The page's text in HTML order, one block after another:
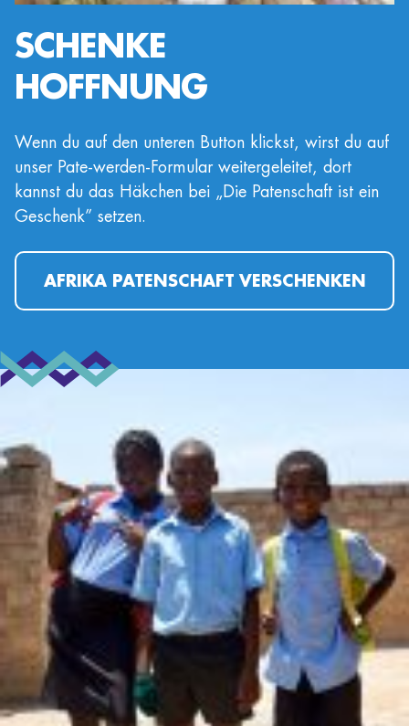
SCHENKE
HOFFNUNG
Wenn du auf den unteren Button klickst, wirst du auf
unser Pate-werden-Formular weitergeleitet, dort
kannst du das Häkchen bei „Die Patenschaft ist ein
Geschenk” setzen.
AFRIKA PATENSCHAFT VERSCHENKEN